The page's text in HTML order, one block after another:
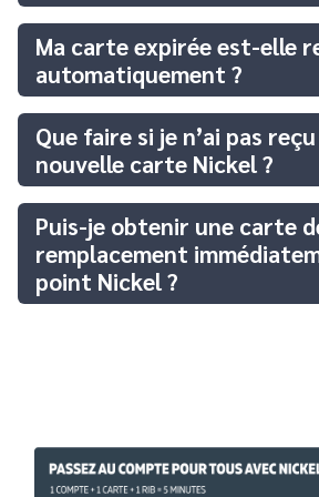
Ma carte expirée est-elle
automatiquement ?
Que faire si je n’ai pas
nouvelle carte Nickel ?
Puis-je obtenir une carte
remplacement
point Nickel ?